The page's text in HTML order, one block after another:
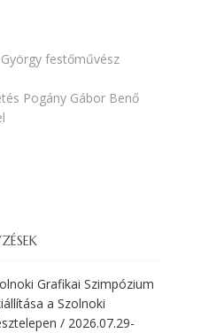
festőművész
Pogány Gábor Benő
Grafikai Szimpózium
a Szolnoki
/ 2026.07.29-